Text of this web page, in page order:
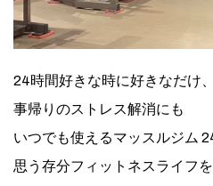
24時間好きな時に好きなだけ
事帰りのストレス解消にも
いつでも使えるマッスルジム
思う存分フィットネスライフ